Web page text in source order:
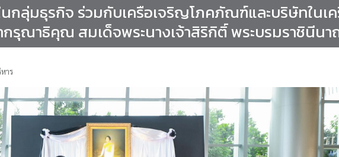
กลุ่มธุรกิจ ร่วมกับเครือเจริญโภคภัณฑ์และบริษัทในเ
กรุณาธิคุณ สมเด็จพระนางเจ้าสิริกิติ์ พระบรมราชินีน
าร